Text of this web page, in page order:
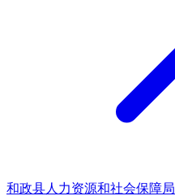
和政县人力资源和社会保障局